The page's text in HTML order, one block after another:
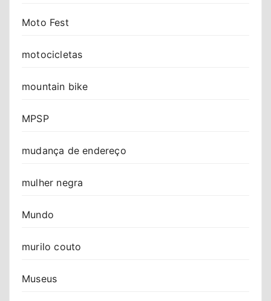
Moto Fest
motocicletas
mountain bike
MPSP
mudança de endereço
mulher negra
Mundo
murilo couto
Museus